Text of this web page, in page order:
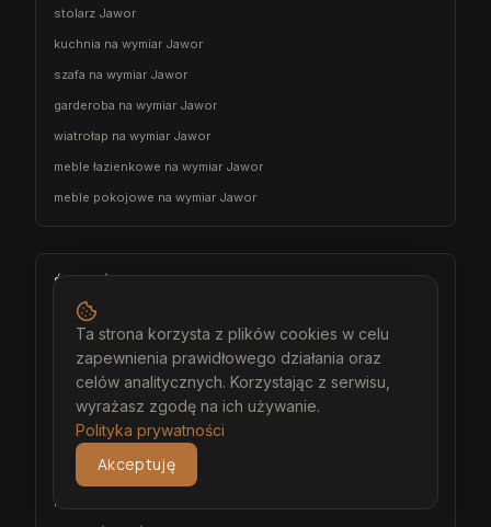
stolarz Jawor
kuchnia na wymiar Jawor
szafa na wymiar Jawor
garderoba na wymiar Jawor
wiatrołap na wymiar Jawor
meble łazienkowe na wymiar Jawor
meble pokojowe na wymiar Jawor
Środa Śląska
architekt wnętrz Środa Śląska
projektant wnętrz Środa Śląska
projekt wnętrz Środa Śląska
projektowanie wnętrz Środa Śląska
aranżacja wnętrz Środa Śląska
wizualizacja wnętrz Środa Śląska
meble na wymiar Środa Śląska
Ta strona korzysta z plików cookies w celu
zapewnienia prawidłowego działania oraz
celów analitycznych. Korzystając z serwisu,
wyrażasz zgodę na ich używanie.
Polityka prywatności
Akceptuję